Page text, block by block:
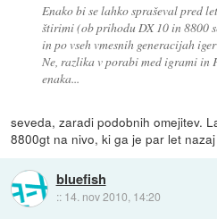
Enako bi se lahko spraševal pred
štirimi (ob prihodu DX 10 in 8800
in po vseh vmesnih generacijah
Ne, razlika v porabi med igrami in
enaka...
seveda, zaradi podobnih omejitev.
8800gt na nivo, ki ga je par let
bluefish
:: 14. nov 2010, 14:20